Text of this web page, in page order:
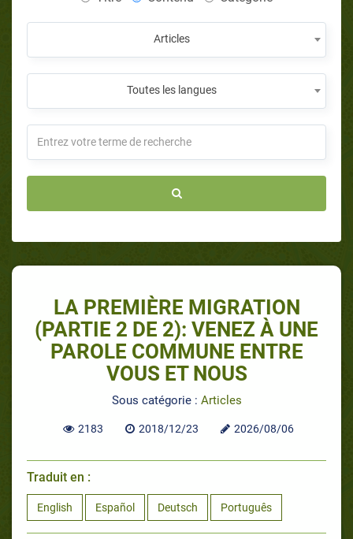
Articles
Toutes les langues
LA PREMIÈRE MIGRATION
(PARTIE 2 DE 2): VENEZ À UNE
PAROLE COMMUNE ENTRE
VOUS ET NOUS
Sous catégorie : Articles
2183 2018/12/23 2026/08/06
Traduit en :
English Español Deutsch Português